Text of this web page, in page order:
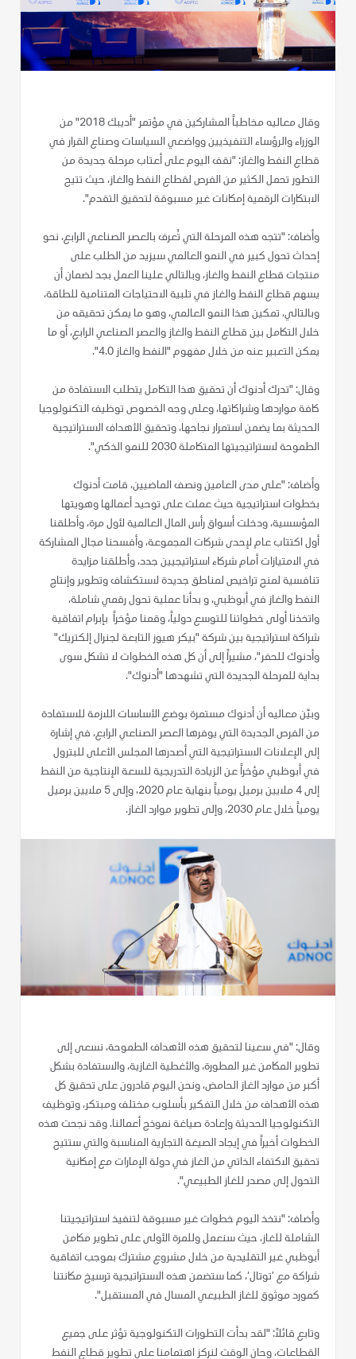
وقال معاليه مخاطباً المشاركين في مؤتمر "أديبك 2018" من
الوزراء والرؤساء التنفيذيين وواضعي السياسات وصناع القرار في
قطاع النفط والغاز: "نقف اليوم على أعتاب مرحلة جديدة من
التطور تحمل الكثير من الفرص لقطاع النفط والغاز، حيث تتيح
الابتكارات الرقمية إمكانات غير مسبوقة لتحقيق التقدم".
وأضاف: "تتجه هذه المرحلة التي تُعرف بالعصر الصناعي الرابع، نحو
إحداث تحول كبير في النمو العالمي سيزيد من الطلب على
منتجات قطاع النفط والغاز، وبالتالي علينا العمل بجد لضمان أن
يسهم قطاع النفط والغاز في تلبية الاحتياجات المتنامية للطاقة،
وبالتالي، تمكين هذا النمو العالمي، وهو ما يمكن تحقيقه من
خلال التكامل بين قطاع النفط والغاز والعصر الصناعي الرابع، أو ما
يمكن التعبير عنه من خلال مفهوم "النفط والغاز 4.0".
وقال: "تدرك أدنوك أن تحقيق هذا التكامل يتطلب الاستفادة من
كافة مواردها وشراكاتها، وعلى وجه الخصوص توظيف التكنولوجيا
الحديثة بما يضمن استمرار نجاحها، وتحقيق الأهداف الاستراتيجية
الطموحة لاستراتيجيتها المتكاملة 2030 للنمو الذكي".
وأضاف: "على مدى العامين ونصف الماضيين، قامت أدنوك
بخطوات استراتيجية حيث عملت على توحيد أعمالها وهويتها
المؤسسية، ودخلت أسواق رأس المال العالمية لأول مرة، وأطلقنا
أول اكتتاب عام لإحدى شركات المجموعة، وأفسحنا مجال المشاركة
في الامتيازات أمام شركاء استراتيجيين جدد، وأطلقنا مزايدة
تنافسية لمنح تراخيص لمناطق جديدة لاستكشاف وتطوير وإنتاج
النفط والغاز في أبوظبي، و بدأنا عملية تحول رقمي شاملة،
واتخذنا أولى خطواتنا للتوسع دولياً، وقمنا مؤخراً بإبرام اتفاقية
شراكة استراتيجية بين شركة "بيكر هيوز التابعة لجنرال إلكتريك"
وأدنوك للحفر"، مشيراً إلى أن كل هذه الخطوات لا تشكل سوى
بداية للمرحلة الجديدة التي تشهدها "أدنوك".
وبيّن معاليه أن أدنوك مستمرة بوضع الأساسات اللازمة للاستفادة
من الفرص الجديدة التي يوفرها العصر الصناعي الرابع، في إشارة
إلى الإعلانات الاستراتيجية التي أصدرها المجلس الأعلى للبترول
في أبوظبي مؤخراً عن الزيادة التدريجية للسعة الإنتاجية من النفط
إلى 4 ملايين برميل يومياً بنهاية عام 2020، وإلى 5 ملايين برميل
يومياً خلال عام 2030، وإلى تطوير موارد الغاز.
وقال: "في سعينا لتحقيق هذه الأهداف الطموحة، نسعى إلى
تطوير المكامن غير المطورة، والأغطية الغازية، والاستفادة بشكل
أكبر من موارد الغاز الحامض، ونحن اليوم قادرون على تحقيق كل
هذه الأهداف من خلال التفكير بأسلوب مختلف ومبتكر، وتوظيف
التكنولوجيا الحديثة وإعادة صياغة نموذج أعمالنا. وقد نجحت هذه
الخطوات أخيراً في إيجاد الصيغة التجارية المناسبة والتي ستتيح
تحقيق الاكتفاء الذاتي من الغاز في دولة الإمارات مع إمكانية
التحول إلى مصدر للغاز الطبيعي".
وأضاف: "نتخذ اليوم خطوات غير مسبوقة لتنفيذ استراتيجيتنا
الشاملة للغاز، حيث سنعمل وللمرة الأولى على تطوير مكامن
أبوظبي غير التقليدية من خلال مشروع مشترك بموجب اتفاقية
شراكة مع ’توتال‘، كما ستضمن هذه الاستراتيجية ترسيخ مكانتنا
كمورد موثوق للغاز الطبيعي المسال في المستقبل".
وتابع قائلاً: "لقد بدأت التطورات التكنولوجية تؤثر على جميع
القطاعات، وحان الوقت لنركز اهتمامنا على تطوير قطاع النفط